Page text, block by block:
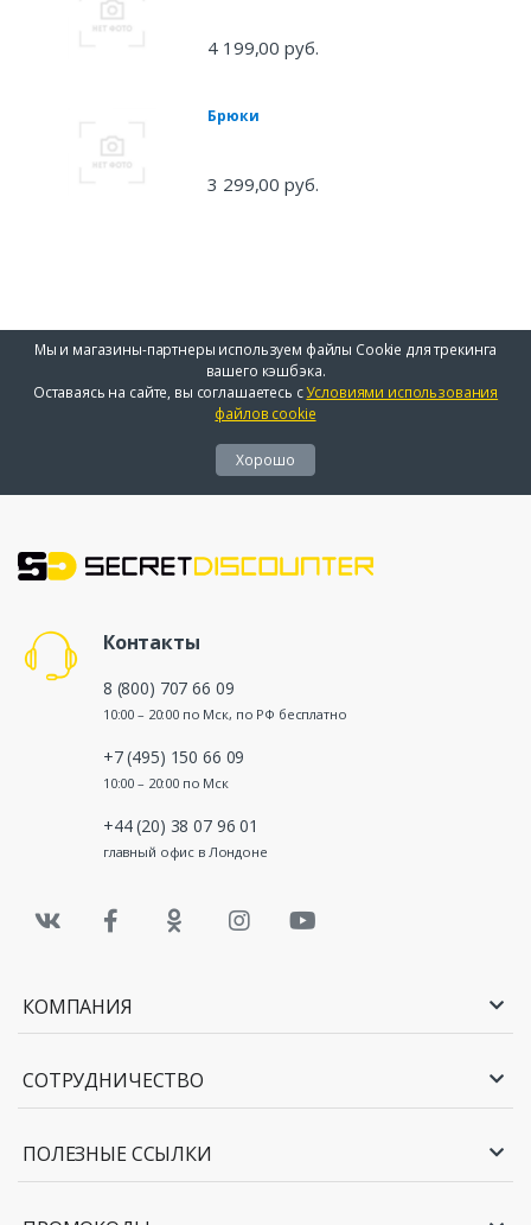
4 199,00 руб.
Брюки
3 299,00 руб.
Мы и магазины-партнеры используем файлы Cookie для трекинга
вашего кэшбэка.
Оставаясь на сайте, вы соглашаетесь сУсловиями использования
файлов cookie
Хорошо
Контакты
8 (800) 707 66 09
10:00 – 20:00 по Мск, по РФ бесплатно
+7 (495) 150 66 09
10:00 – 20:00 по Мск
+44 (20) 38 07 96 01
главный офис в Лондоне
КОМПАНИЯ
СОТРУДНИЧЕСТВО
ПОЛЕЗНЫЕ ССЫЛКИ